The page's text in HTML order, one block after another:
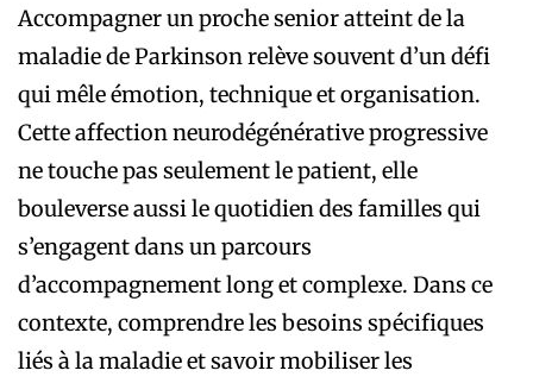
Accompagner un proche senior atteint de la
maladie de Parkinson relève souvent d’un défi
qui mêle émotion, technique et organisation.
Cette affection neurodégénérative progressive
ne touche pas seulement le patient, elle
bouleverse aussi le quotidien des familles qui
s’engagent dans un parcours
d’accompagnement long et complexe. Dans ce
contexte, comprendre les besoins spécifiques
liés à la maladie et savoir mobiliser les